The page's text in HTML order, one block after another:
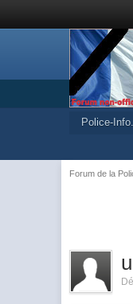
Police-
Forum de la